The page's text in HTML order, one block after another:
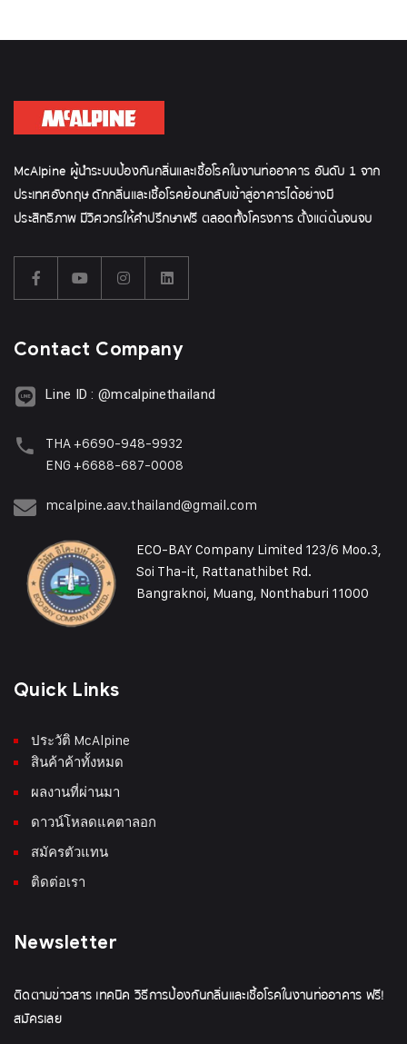
McAlpine ผู้นำระบบป้องกันกลิ่นและเชื้อโรคในงานท่ออาคาร อันดับ 1 จาก
ประเทศอังกฤษ ดักกลิ่นและเชื้อโรคย้อนกลับเข้าสู่อาคารได้อย่างมี
ประสิทธิภาพ มีวิศวกรให้คำปรึกษาฟรี ตลอดทั้งโครงการ ตั้งแต่ต้นจนจบ
Contact Company
Line ID : @mcalpinethailand
THA +6690-948-9932
ENG +6688-687-0008
mcalpine.aav.thailand@gmail.com
ECO-BAY Company Limited 123/6 Moo.3,
Soi Tha-it, Rattanathibet Rd.
Bangraknoi, Muang, Nonthaburi 11000
Quick Links
ประวัติ McAlpine
สินค้าค้าทั้งหมด
ผลงานที่ผ่านมา
ดาวน์โหลดแคตาลอก
สมัครตัวแทน
ติดต่อเรา
Newsletter
ติดตามข่าวสาร เทคนิค วิธีการป้องกันกลิ่นและเชื้อโรคในงานท่ออาคาร ฟรี!
สมัครเลย